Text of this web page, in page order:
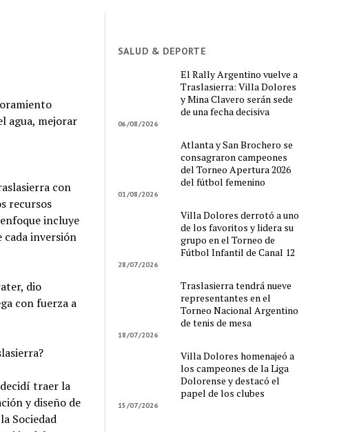
agua, mejorar
con
recursos
incluye
inversión
dio
con fuerza a
traer la
y diseño de
Sociedad
SALUD & DEPORTE
El Rally Argentino vuelve a
Traslasierra: Villa Dolores
y Mina Clavero serán sede
de una fecha decisiva
06/08/2026
Atlanta y San Brochero se
consagraron campeones
del Torneo Apertura 2026
del fútbol femenino
01/08/2026
Villa Dolores derrotó a uno
de los favoritos y lidera su
grupo en el Torneo de
Fútbol Infantil de Canal 12
28/07/2026
Traslasierra tendrá nueve
representantes en el
Torneo Nacional Argentino
de tenis de mesa
18/07/2026
Villa Dolores homenajeó a
los campeones de la Liga
Dolorense y destacó el
papel de los clubes
15/07/2026